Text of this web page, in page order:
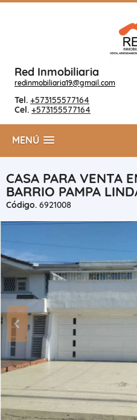
Red Inmobiliaria
redinmobiliaria19@gmail.com
Tel. +573155577164
Cel. +573155577164
MENÚ
CASA PARA VENTA
BARRIO PAMPA
Código. 6921008